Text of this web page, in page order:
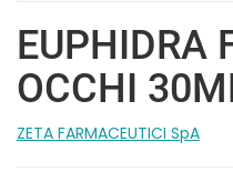
EUPHIDRA
OCCHI
ZETA FARMACEUTICI SpA